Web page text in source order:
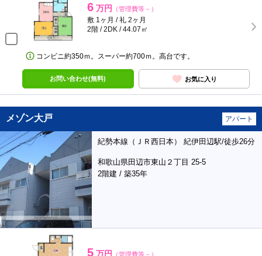
6 万円 （管理費等－）
敷 1ヶ月 / 礼 2ヶ月
2階 / 2DK / 44.07㎡
コンビニ約350ｍ。スーパー約700ｍ。高台です。
お問い合わせ(無料) お気に入り
メゾン大戸 アパート
紀勢本線（ＪＲ西日本） 紀伊田辺駅/徒歩26分
和歌山県田辺市東山２丁目 25-5
2階建 / 築35年
5 万円 （管理費等－）